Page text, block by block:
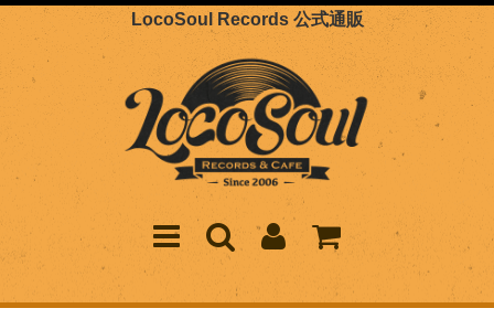
LocoSoul Records 公式通販